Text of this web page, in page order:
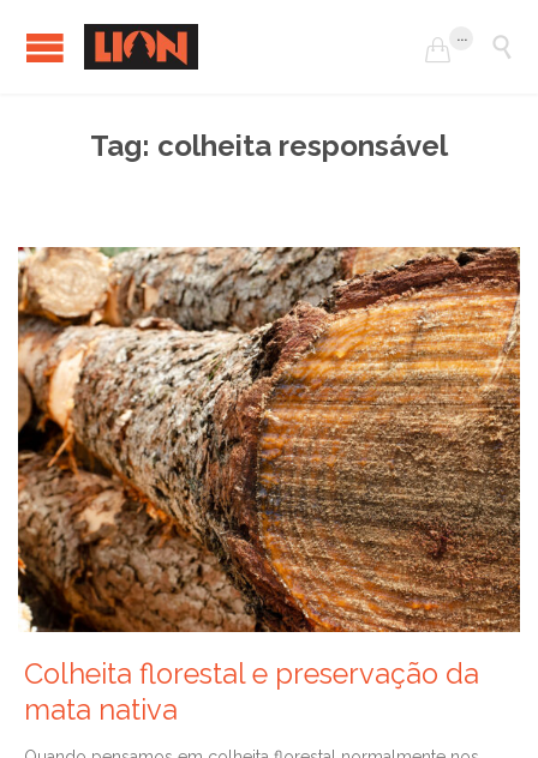

... 
Tag: colheita responsável
Colheita florestal e preservação da
mata nativa